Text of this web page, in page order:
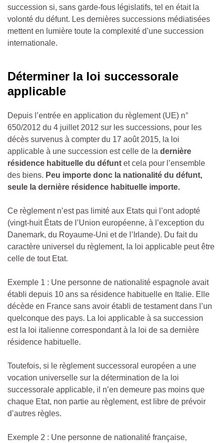
succession si, sans garde-fous législatifs, tel en était la
volonté du défunt. Les dernières successions médiatisées
mettent en lumière toute la complexité d’une succession
internationale.
Déterminer la loi successorale
applicable
Depuis l’entrée en application du règlement (UE) n°
650/2012 du 4 juillet 2012 sur les successions, pour les
décès survenus à compter du 17 août 2015, la loi
applicable à une succession est celle de la dernière
résidence habituelle du défunt et cela pour l’ensemble
des biens. Peu importe donc la nationalité du défunt,
seule la dernière résidence habituelle importe.
Ce règlement n’est pas limité aux Etats qui l’ont adopté
(vingt-huit États de l’Union européenne, à l’exception du
Danemark, du Royaume-Uni et de l’Irlande). Du fait du
caractère universel du règlement, la loi applicable peut être
celle de tout Etat.
Exemple 1 : Une personne de nationalité espagnole avait
établi depuis 10 ans sa résidence habituelle en Italie. Elle
décède en France sans avoir établi de testament dans l’un
quelconque des pays. La loi applicable à sa succession
est la loi italienne correspondant à la loi de sa dernière
résidence habituelle.
Toutefois, si le règlement successoral européen a une
vocation universelle sur la détermination de la loi
successorale applicable, il n’en demeure pas moins que
chaque Etat, non partie au règlement, est libre de prévoir
d’autres règles.
Exemple 2 : Une personne de nationalité française,